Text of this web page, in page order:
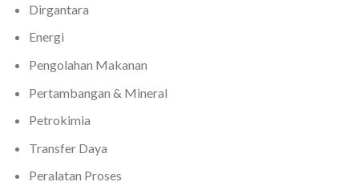
Dirgantara
Energi
Pengolahan Makanan
Pertambangan & Mineral
Petrokimia
Transfer Daya
Peralatan Proses